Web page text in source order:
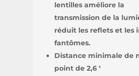
lentilles améliore la
transmission de la
réduit les reflets et les
fantômes.
Distance minimale de
point de 2,6 ‘